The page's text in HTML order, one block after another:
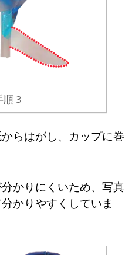
順 3
らはがし、カップに巻
かりにくいため、写真
かりやすくしていま